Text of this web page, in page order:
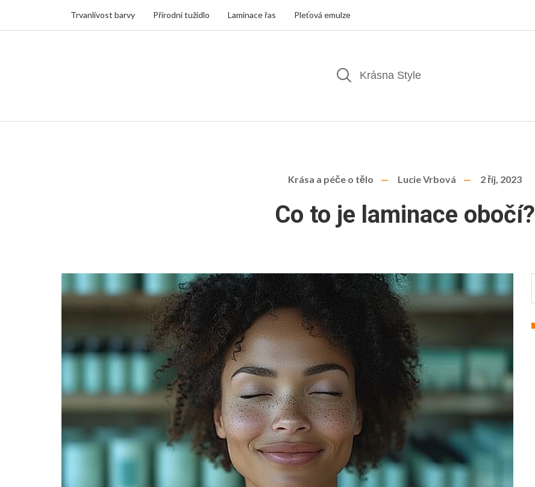
Trvanlivost barvy Přírodní tužidlo Laminace řas Pleťová emulze
Krása a péče o tělo Lucie Vrbová 2 říj, 2023
Co to je laminace obočí?